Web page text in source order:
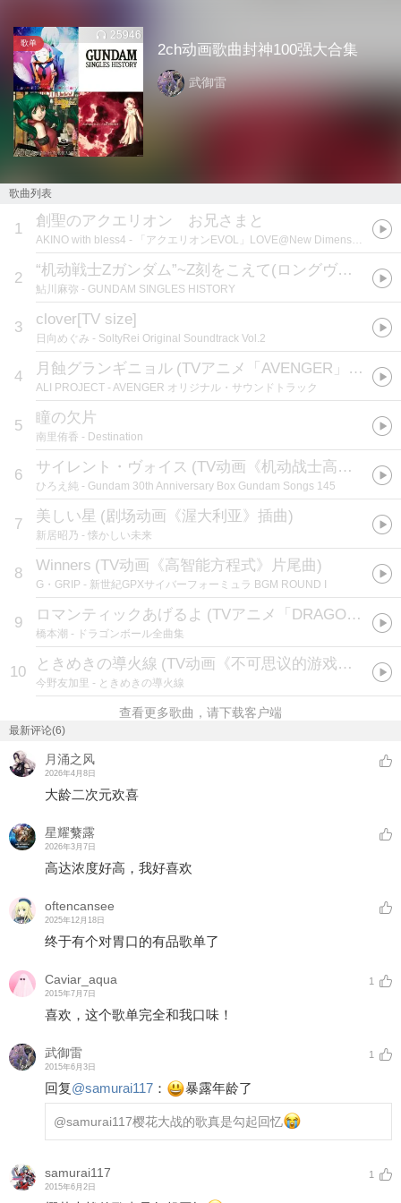
歌单
25946
2ch动画歌曲封神100强大合集
武御雷
歌曲列表
1 創聖のアクエリオン お兄さまと
AKINO with bless4 - 「アクエリオンEVOL」LOVE@New Dimension
2 “机动戦士Zガンダム”~Z刻をこえて(ロングヴァージョン)
鮎川麻弥 - GUNDAM SINGLES HISTORY
3 clover[TV size]
日向めぐみ - SoltyRei Original Soundtrack Vol.2
4 月蝕グランギニョル (TVアニメ「AVENGER」OPテーマ
ALI PROJECT - AVENGER オリジナル・サウンドトラック
5 瞳の欠片
南里侑香 - Destination
6 サイレント・ヴォイス (TV动画《机动战士高达ZZ》OP2
ひろえ純 - Gundam 30th Anniversary Box Gundam Songs 145
7 美しい星 (剧场动画《渥大利亚》插曲)
新居昭乃 - 懐かしい未来
8 Winners (TV动画《高智能方程式》片尾曲)
G・GRIP - 新世紀GPXサイバーフォーミュラ BGM ROUND I
9 ロマンティックあげるよ (TVアニメ「DRAGON BALL」ED1テーマ
橋本潮 - ドラゴンボール全曲集
10 ときめきの導火線 (TV动画《不可思议的游戏》ED1 )
今野友加里 - ときめきの導火線
查看更多歌曲，请下载客户端
最新评论(6)
月涌之风
2026年4月8日
大龄二次元欢喜
星耀蘩露
2026年3月7日
高达浓度好高，我好喜欢
oftencansee
2025年12月18日
终于有个对胃口的有品歌单了
Caviar_aqua
2015年7月7日
1
喜欢，这个歌单完全和我口味！
武御雷
2015年6月3日
1
回复@samurai117 ： 暴露年龄了
@samurai117樱花大战的歌真是勾起回忆
samurai117
2015年6月2日
1